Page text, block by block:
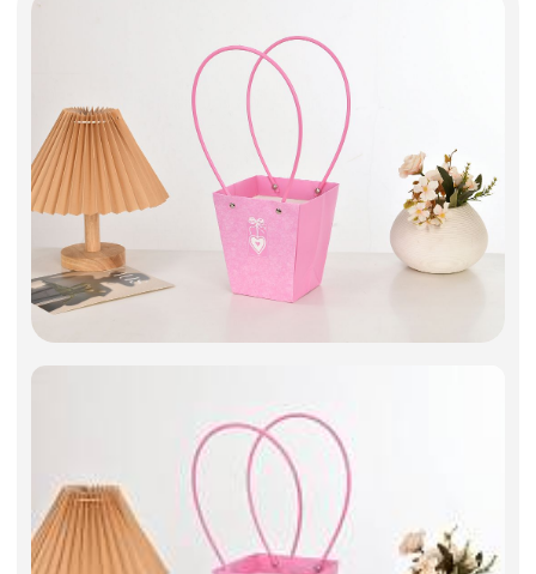
Свечи
Игрушки мягкие
Изделия из металла